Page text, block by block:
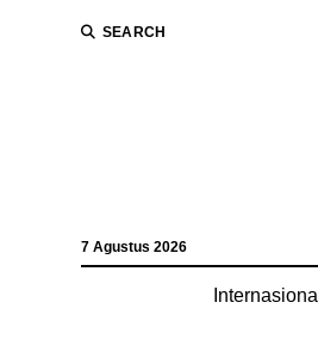
SEARCH
7 Agustus 2026
Internasional